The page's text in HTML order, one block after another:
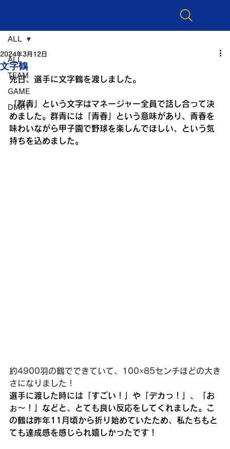
ALL
TEAM
GAME
DIARY
ALL
文字鶴
2024年3月12日
先日、選手に文字鶴を渡しました。
「群青」という文字はマネージャー全員で話し合って決
めました。群青には「青春」という意味があり、青春を
味わいながら甲子園で野球を楽しんでほしい、という気
持ちを込めました。
約4900羽の鶴でできていて、100×85センチほどの大き
さになりました！
選手に渡した時には「すごい！」や「デカっ！」、「お
ぉ〜！」などと、とても良い反応をしてくれました。こ
の鶴は昨年11月頃から折り始めていたため、私たちもと
ても達成感を感じられ嬉しかったです！